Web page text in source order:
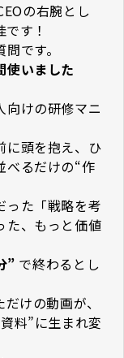
の右腕とし
す！
です。
使いました
向けの研修マニ
に頭を抱え、ひ
べるだけの“作
った「戦略を考
た、もっと価値
” で終わるとし
けの動画が、
料”に生まれ変